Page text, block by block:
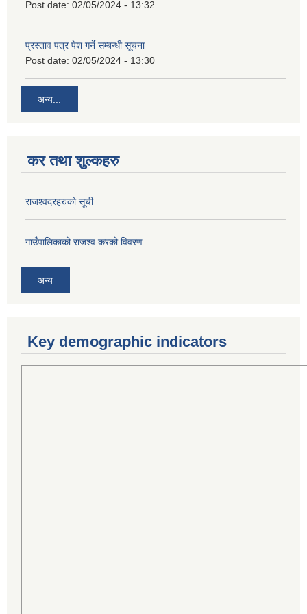
Post date: 02/05/2024 - 13:32
प्रस्ताव पत्र पेश गर्ने सम्बन्धी सूचना
Post date: 02/05/2024 - 13:30
अन्य...
कर तथा शुल्कहरु
राजश्वदरहरुको सूची
गाउँपालिकाको राजश्व करको विवरण
अन्य
Key demographic indicators